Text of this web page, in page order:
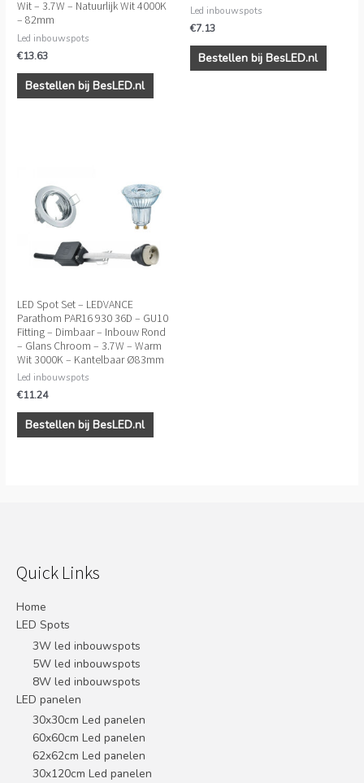
Wit – 3.7W – Natuurlijk Wit 4000K
– 82mm
Led inbouwspots
€13.63
Bestellen bij BesLED.nl
Led inbouwspots
€7.13
Bestellen bij BesLED.nl
LED Spot Set – LEDVANCE
Parathom PAR16 930 36D – GU10
Fitting – Dimbaar – Inbouw Rond
– Glans Chroom – 3.7W – Warm
Wit 3000K – Kantelbaar Ø83mm
Led inbouwspots
€11.24
Bestellen bij BesLED.nl
Quick Links
Home
LED Spots
3W led inbouwspots
5W led inbouwspots
8W led inbouwspots
LED panelen
30x30cm Led panelen
60x60cm Led panelen
62x62cm Led panelen
30x120cm Led panelen